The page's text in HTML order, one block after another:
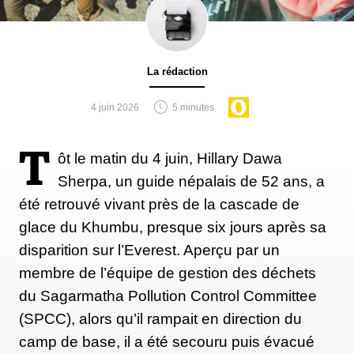
Plus complexe encore, le cap III. Situé sur la face du
Lhotse, à 7299 mètres, il se trouve sur un glacier
escarpé. Là les expéditions creusent simplement des
trous peu profonds dans la glace durcie. Mais le vrai
problème se situe plus haut, au camp IV, à 7950
impossible de creuser dans le sol. S’ajoutent à cela
des vents de la force d'un ouragan emportant la
neige susceptible de recouvrir les tas d'excréments.
Sans compter que les alpinistes, ralentis par l'air
raréfié et les violentes rafales fréquentes dans la
zone. ne veulent pas s'éloigner de leur camp.
Sans changement, le volume
La rédaction
4 juin 2026 5 minutes
T ôt le matin du 4 juin, Hillary Dawa
Sherpa, un guide népalais de 52 ans, a
été retrouvé vivant près de la cascade de
glace du Khumbu, presque six jours après sa
disparition sur l’Everest. Aperçu par un
membre de l’équipe de gestion des déchets
du Sagarmatha Pollution Control Committee
(SPCC), alors qu’il rampait en direction du
camp de base, il a été secouru puis évacué